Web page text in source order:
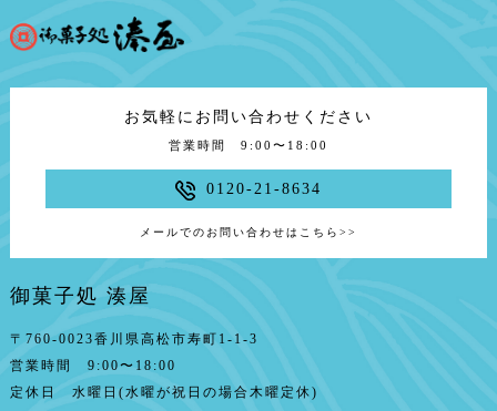
御菓子処 湊屋
〒760-0023香川県高松市寿町1-1-3
営業時間 9:00〜18:00
定休日 水曜日(水曜が祝日の場合木曜定休)
お気軽にお問い合わせください
営業時間 9:00〜18:00
0120-21-8634
メールでのお問い合わせはこちら >>